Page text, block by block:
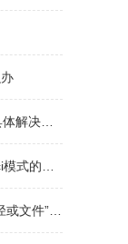
决方法
体方法
怎么办？